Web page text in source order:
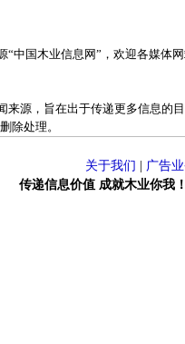
“中国木业信息网”，欢迎各媒体
来源，旨在出于传递更多信息的
除处理。
关于我们
广告
传递信息价值 成就木业你我